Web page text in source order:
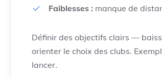
Faiblesses : manque de
Définir des objectifs clairs —
orienter le choix des clubs.
lancer.